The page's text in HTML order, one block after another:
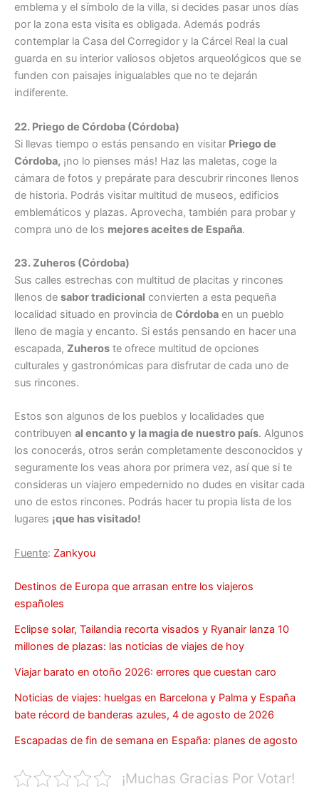
emblema y el símbolo de la villa, si decides pasar unos días
por la zona esta visita es obligada. Además podrás
contemplar la Casa del Corregidor y la Cárcel Real la cual
guarda en su interior valiosos objetos arqueológicos que se
funden con paisajes inigualables que no te dejarán
indiferente.
22. Priego de Córdoba (Córdoba)
Si llevas tiempo o estás pensando en visitar Priego de
Córdoba, ¡no lo pienses más! Haz las maletas, coge la
cámara de fotos y prepárate para descubrir rincones llenos
de historia. Podrás visitar multitud de museos, edificios
emblemáticos y plazas. Aprovecha, también para probar y
compra uno de los mejores aceites de España.
23. Zuheros (Córdoba)
Sus calles estrechas con multitud de placitas y rincones
llenos de sabor tradicional convierten a esta pequeña
localidad situado en provincia de Córdoba en un pueblo
lleno de magia y encanto. Si estás pensando en hacer una
escapada, Zuheros te ofrece multitud de opciones
culturales y gastronómicas para disfrutar de cada uno de
sus rincones.
Estos son algunos de los pueblos y localidades que
contribuyen al encanto y la magia de nuestro país. Algunos
los conocerás, otros serán completamente desconocidos y
seguramente los veas ahora por primera vez, así que si te
consideras un viajero empedernido no dudes en visitar cada
uno de estos rincones. Podrás hacer tu propia lista de los
lugares ¡que has visitado!
Fuente: Zankyou
Destinos de Europa que arrasan entre los viajeros
españoles
Eclipse solar, Tailandia recorta visados y Ryanair lanza 10
millones de plazas: las noticias de viajes de hoy
Viajar barato en otoño 2026: errores que cuestan caro
Noticias de viajes: huelgas en Barcelona y Palma y España
bate récord de banderas azules, 4 de agosto de 2026
Escapadas de fin de semana en España: planes de agosto
¡Muchas Gracias Por Votar!